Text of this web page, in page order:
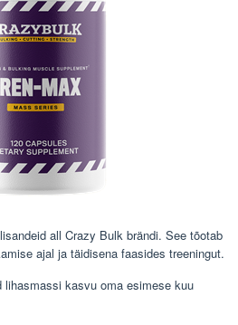
all Crazy Bulk brändi. See tõotab
ajal ja täidisena faasides treeningut.
lihasmassi kasvu oma esimese kuu